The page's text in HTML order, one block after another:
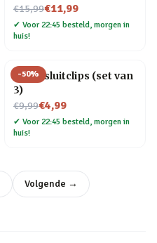
Rood/pumps
€15,99
Nu voor€11,99
✔ Voor 22:45 besteld, morgen in
huis!
-50%
Kat afsluitclips (set van
3)
€9,99
Nu voor€4,99
✔ Voor 22:45 besteld, morgen in
huis!
Volgende →